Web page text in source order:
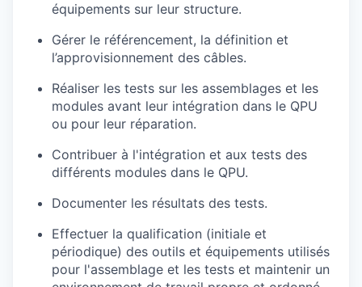
équipements sur leur structure.
Gérer le référencement, la définition et
l’approvisionnement des câbles.
Réaliser les tests sur les assemblages et les
modules avant leur intégration dans le QPU
ou pour leur réparation.
Contribuer à l'intégration et aux tests des
différents modules dans le QPU.
Documenter les résultats des tests.
Effectuer la qualification (initiale et
périodique) des outils et équipements utilisés
pour l'assemblage et les tests et maintenir un